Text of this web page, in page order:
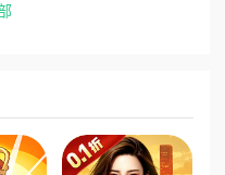
刺客、术士、修真，每个
由修习双心法、随心搭配
规避单职业短板。可根据
技能搭配，战斗玩法丰富